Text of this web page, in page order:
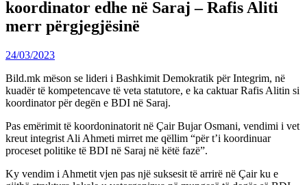
koordinator edhe në Saraj – Rafis Aliti
merr përgjegjësinë
24/03/2023
Bild.mk mëson se lideri i Bashkimit Demokratik për Integrim, në
kuadër të kompetencave të veta statutore, e ka caktuar Rafis Alitin si
koordinator për degën e BDI në Saraj.
Pas emërimit të koordoninatorit në Çair Bujar Osmani, vendimi i vet
kreut integrist Ali Ahmeti mirret me qëllim “për t’i koordinuar
proceset politike të BDI në Saraj në këtë fazë”.
Ky vendim i Ahmetit vjen pas një suksesit të arrirë në Çair ku e